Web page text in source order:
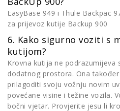
EasyBase 949 i Thule Backpac
za prijevoz kutije Backup 900
6. Kako sigurno voziti s
kutijom?
Krovna kutija ne podrazumijeva
dodatnog prostora. Ona
prilagoditi svoju vožnju novim
povećane visine i težine vozila.
bočni vjetar. Provjerite jesu li